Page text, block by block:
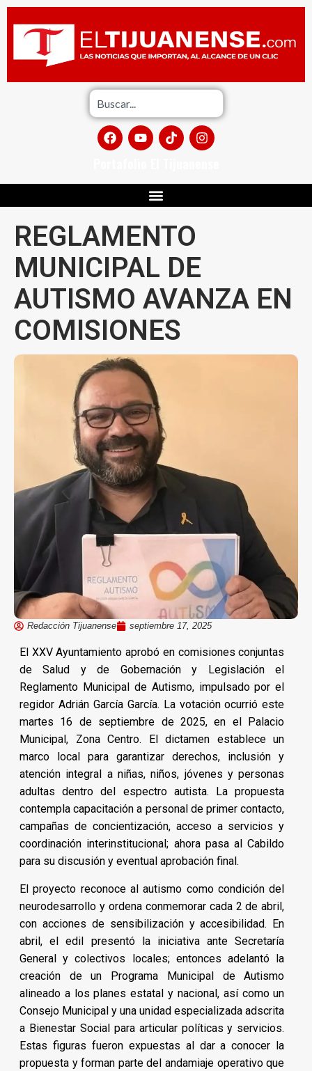
REGLAMENTO
MUNICIPAL DE
AUTISMO AVANZA EN
COMISIONES
Redacción Tijuanense septiembre 17, 2025
El XXV Ayuntamiento aprobó en comisiones conjuntas
de Salud y de Gobernación y Legislación el
Reglamento Municipal de Autismo, impulsado por el
regidor Adrián García García. La votación ocurrió este
martes 16 de septiembre de 2025, en el Palacio
Municipal, Zona Centro. El dictamen establece un
marco local para garantizar derechos, inclusión y
atención integral a niñas, niños, jóvenes y personas
adultas dentro del espectro autista. La propuesta
contempla capacitación a personal de primer contacto,
campañas de concientización, acceso a servicios y
coordinación interinstitucional; ahora pasa al Cabildo
para su discusión y eventual aprobación final.
El proyecto reconoce al autismo como condición del
neurodesarrollo y ordena conmemorar cada 2 de abril,
con acciones de sensibilización y accesibilidad. En
abril, el edil presentó la iniciativa ante Secretaría
General y colectivos locales; entonces adelantó la
creación de un Programa Municipal de Autismo
alineado a los planes estatal y nacional, así como un
Consejo Municipal y una unidad especializada adscrita
a Bienestar Social para articular políticas y servicios.
Estas figuras fueron expuestas al dar a conocer la
propuesta y forman parte del andamiaje operativo que